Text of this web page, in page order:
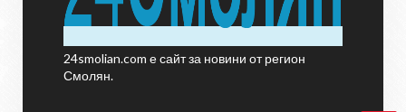
24smolian.com е сайт за новини от регион
Смолян.